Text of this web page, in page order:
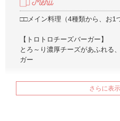
□□メイン料理（4種類から、お1
【トロトロチーズバーガー】
とろ～り濃厚チーズがあふれる
ガー
【アメリカンブレックファース
沖縄ならではのA1ソースを使っ